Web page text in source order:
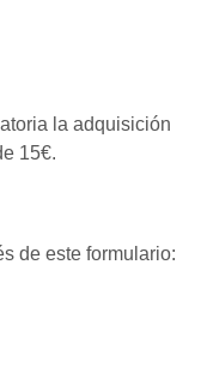
la adquisición
15€.
de este formulario: